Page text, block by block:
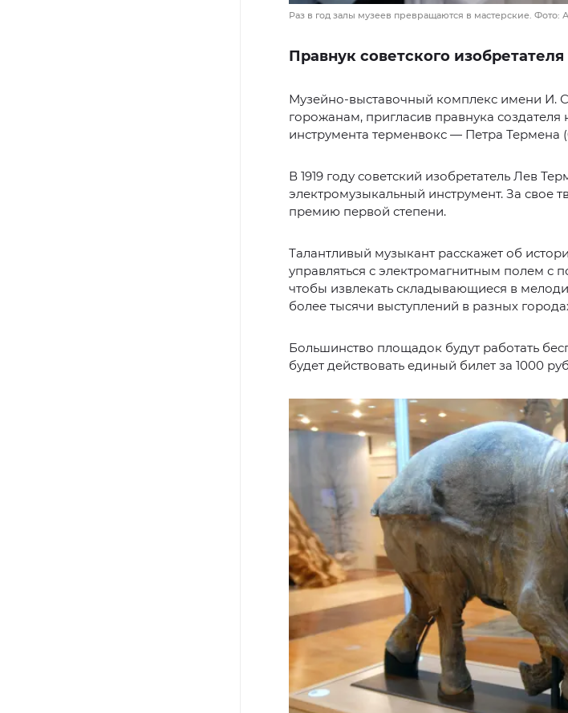
Раз в год залы музеев превращаются в мастерские.
Правнук советского
Музейно-выставочный комплекс имени И.
горожанам, пригласив правнука
инструмента терменвокс — Петра Термена
В 1919 году советский изобретатель Лев
электромузыкальный инструмент. За свое
премию первой степени.
Талантливый музыкант расскажет об
управляться с электромагнитным полем с
чтобы извлекать складывающиеся в
более тысячи выступлений в разных
Большинство площадок будут работать
будет действовать единый билет за 1000